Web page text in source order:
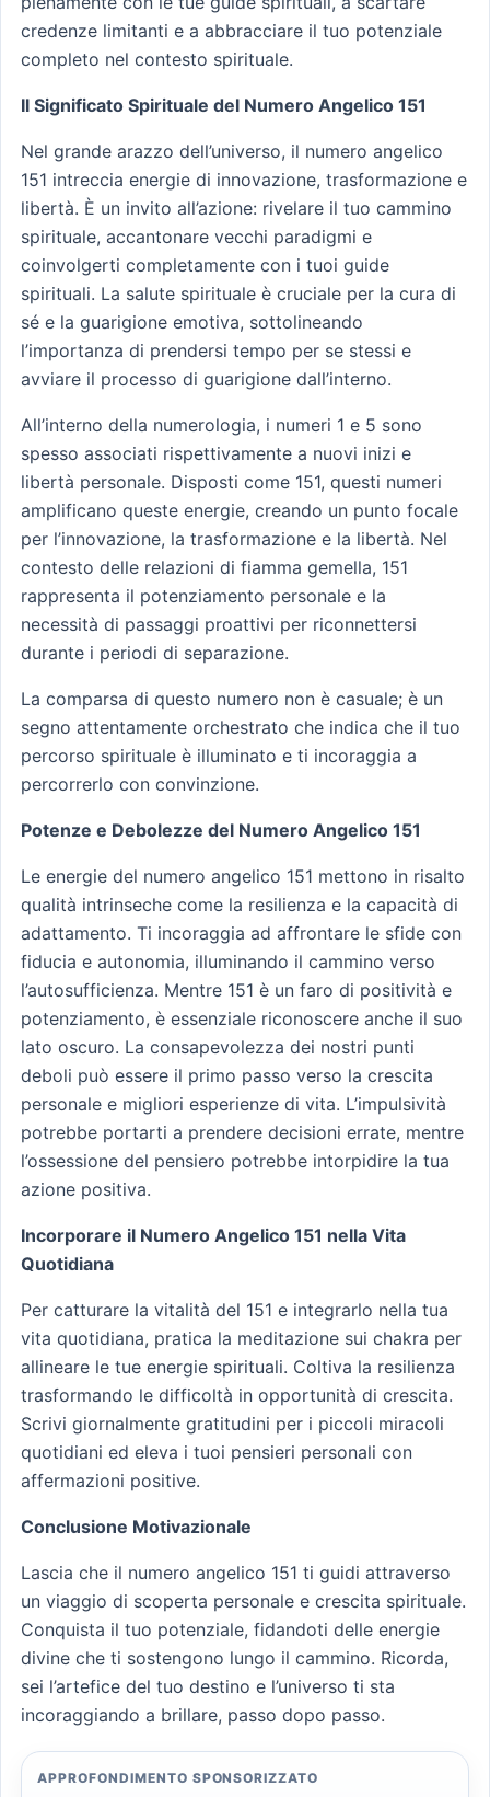
credenze limitanti e a abbracciare il tuo potenziale
completo nel contesto spirituale.
Il Significato Spirituale del Numero Angelico 151
Nel grande arazzo dell’universo, il numero angelico
151 intreccia energie di innovazione, trasformazione e
libertà. È un invito all’azione: rivelare il tuo cammino
spirituale, accantonare vecchi paradigmi e
coinvolgerti completamente con i tuoi guide
spirituali. La salute spirituale è cruciale per la cura di
sé e la guarigione emotiva, sottolineando
l’importanza di prendersi tempo per se stessi e
avviare il processo di guarigione dall’interno.
All’interno della numerologia, i numeri 1 e 5 sono
spesso associati rispettivamente a nuovi inizi e
libertà personale. Disposti come 151, questi numeri
amplificano queste energie, creando un punto focale
per l’innovazione, la trasformazione e la libertà. Nel
contesto delle relazioni di fiamma gemella, 151
rappresenta il potenziamento personale e la
necessità di passaggi proattivi per riconnettersi
durante i periodi di separazione.
La comparsa di questo numero non è casuale; è un
segno attentamente orchestrato che indica che il tuo
percorso spirituale è illuminato e ti incoraggia a
percorrerlo con convinzione.
Potenze e Debolezze del Numero Angelico 151
Le energie del numero angelico 151 mettono in risalto
qualità intrinseche come la resilienza e la capacità di
adattamento. Ti incoraggia ad affrontare le sfide con
fiducia e autonomia, illuminando il cammino verso
l’autosufficienza. Mentre 151 è un faro di positività e
potenziamento, è essenziale riconoscere anche il suo
lato oscuro. La consapevolezza dei nostri punti
deboli può essere il primo passo verso la crescita
personale e migliori esperienze di vita. L’impulsività
potrebbe portarti a prendere decisioni errate, mentre
l’ossessione del pensiero potrebbe intorpidire la tua
azione positiva.
Incorporare il Numero Angelico 151 nella Vita
Quotidiana
Per catturare la vitalità del 151 e integrarlo nella tua
vita quotidiana, pratica la meditazione sui chakra per
allineare le tue energie spirituali. Coltiva la resilienza
trasformando le difficoltà in opportunità di crescita.
Scrivi giornalmente gratitudini per i piccoli miracoli
quotidiani ed eleva i tuoi pensieri personali con
affermazioni positive.
Conclusione Motivazionale
Lascia che il numero angelico 151 ti guidi attraverso
un viaggio di scoperta personale e crescita spirituale.
Conquista il tuo potenziale, fidandoti delle energie
divine che ti sostengono lungo il cammino. Ricorda,
sei l’artefice del tuo destino e l’universo ti sta
incoraggiando a brillare, passo dopo passo.
APPROFONDIMENTO SPONSORIZZATO